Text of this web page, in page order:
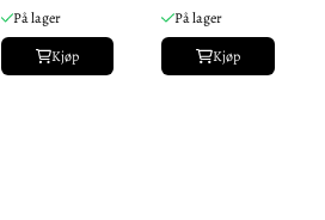
På lager
Kjøp
På lager
Kjøp